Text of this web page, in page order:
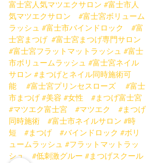
富士宮人気マツエクサロン #富士市人
気マツエクサロン
#富士宮ボリューム
ラッシュ #富士市バインドロック
#富
士宮まつげ #富士宮まつげ専門サロン
#富士宮フラットマットラッシュ #富士
市ボリュームラッシュ #富士宮ネイル
サロン #まつげとネイル同時施術可
能
#富士宮プリンセスローズ
#富士
市まつげ #美容 #女性
#まつげ富士宮
#マツエク富士宮
#マツエク
#まつげ
同時施術
#富士市ネイルサロン #時
短
#まつげ #バインドロック #ボリ
ュームラッシュ #フラットマットラッ
シュ
#低刺激グルー #まつげスクール